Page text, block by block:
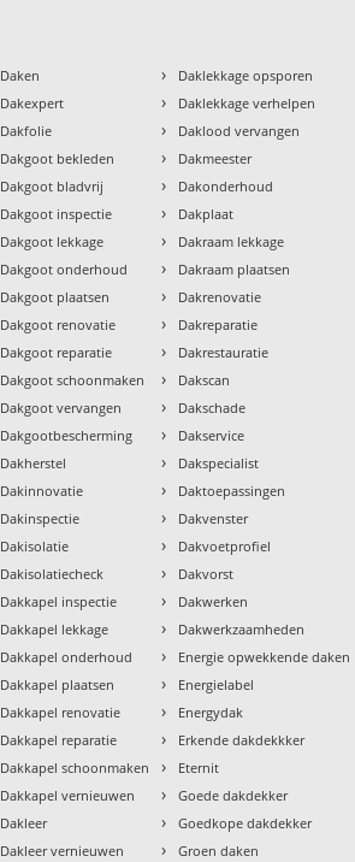
Daken
Dakexpert
Dakfolie
Dakgoot bekleden
Dakgoot bladvrij
Dakgoot inspectie
Dakgoot lekkage
Dakgoot onderhoud
Dakgoot plaatsen
Dakgoot renovatie
Dakgoot reparatie
Dakgoot schoonmaken
Dakgoot vervangen
Dakgootbescherming
Dakherstel
Dakinnovatie
Dakinspectie
Dakisolatie
Dakisolatiecheck
Dakkapel inspectie
Dakkapel lekkage
Dakkapel onderhoud
Dakkapel plaatsen
Dakkapel renovatie
Dakkapel reparatie
Dakkapel schoonmaken
Dakkapel vernieuwen
Dakleer
Dakleer vernieuwen
› Daklekkage opsporen
› Daklekkage verhelpen
› Daklood vervangen
› Dakmeester
› Dakonderhoud
› Dakplaat
› Dakraam lekkage
› Dakraam plaatsen
› Dakrenovatie
› Dakreparatie
› Dakrestauratie
› Dakscan
› Dakschade
› Dakservice
› Dakspecialist
› Daktoepassingen
› Dakvenster
› Dakvoetprofiel
› Dakvorst
› Dakwerken
› Dakwerkzaamheden
› Energie opwekkende daken
› Energielabel
› Energydak
› Erkende dakdekkker
› Eternit
› Goede dakdekker
› Goedkope dakdekker
› Groen daken